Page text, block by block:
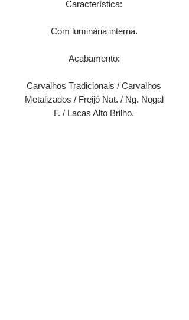
Característica:
Com luminária interna.
Acabamento:
Carvalhos Tradicionais / Carvalhos
Metalizados / Freijó Nat. / Ng. Nogal
F. / Lacas Alto Brilho.